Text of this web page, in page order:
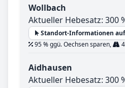
Wollbach
Aktueller Hebesatz: 300
Standort-Informationen
95 % ggü. Oechsen sparen,
Aidhausen
Aktueller Hebesatz: 300